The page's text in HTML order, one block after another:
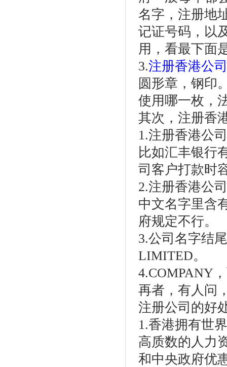
名字，注册地
记证号码，以
用，看最下面
3.注册香港公司
圆形章，钢印
使用哪一枚，
其次，注册香
1.注册香港公
比如汇丰银行
司客户打款时
2.注册香港公
中文名字里含
府规定不行。
3.公司名字结
LIMITED。
4.COMPANY
再者，有人问
注册公司的好
1.香港拥有世
高质数的人力
和中央政府优